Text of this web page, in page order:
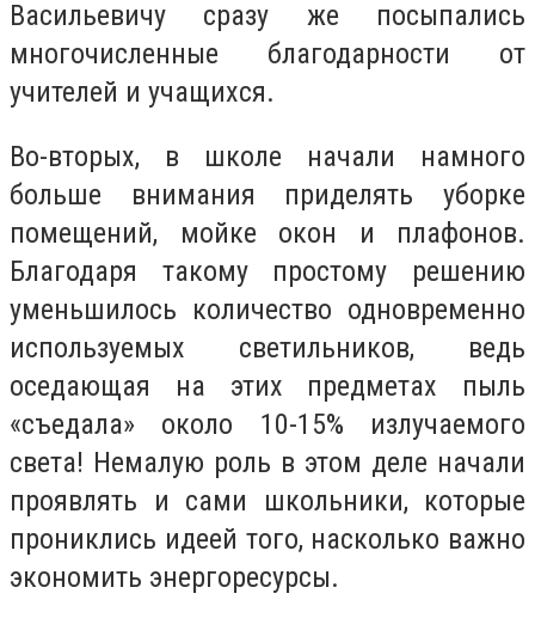
Васильевичу сразу же посыпались
многочисленные благодарности от
учителей и учащихся.
Во-вторых, в школе начали намного
больше внимания приделять уборке
помещений, мойке окон и плафонов.
Благодаря такому простому решению
уменьшилось количество одновременно
используемых светильников, ведь
оседающая на этих предметах пыль
«съедала» около 10-15% излучаемого
света! Немалую роль в этом деле начали
проявлять и сами школьники, которые
прониклись идеей того, насколько важно
экономить энергоресурсы.